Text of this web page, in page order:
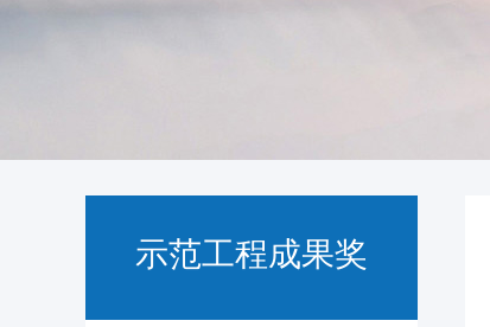
示范工程成果奖